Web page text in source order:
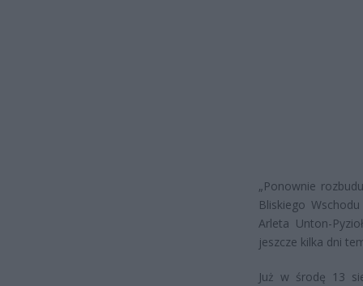
„Ponownie
Bliskiego
Arleta Unton-
jeszcze kilka dni
Już w środę 13